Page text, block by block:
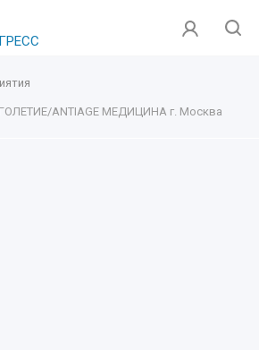
ANTIAGE МЕДИЦИНА г. Москва